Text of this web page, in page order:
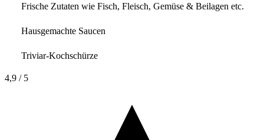
Frische Zutaten wie Fisch, Fleisch, Gemüse & Beilagen etc.
Hausgemachte Saucen
Triviar-Kochschürze
4,9 / 5